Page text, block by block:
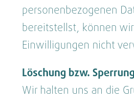
personenbezogenen
bereitstellst, können
Einwilligungen nicht
Löschung bzw.
Wir halten uns an die